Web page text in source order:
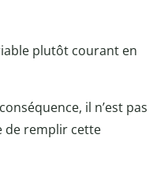
plutôt courant en
il n’est pas
de remplir cette